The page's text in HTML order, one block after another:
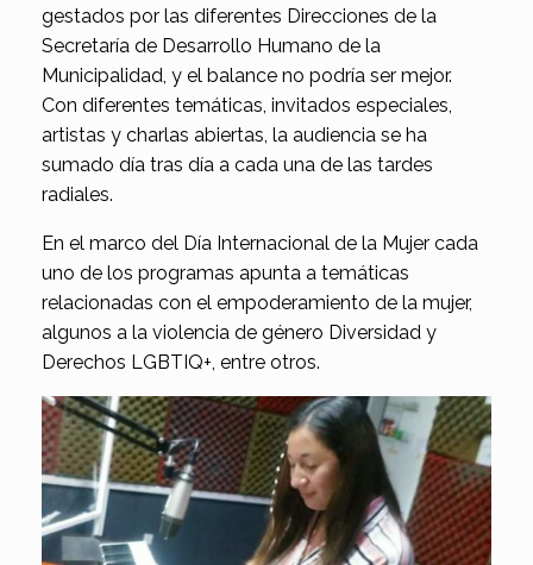
gestados por las diferentes Direcciones de la
Secretaría de Desarrollo Humano de la
Municipalidad, y el balance no podría ser mejor.
Con diferentes temáticas, invitados especiales,
artistas y charlas abiertas, la audiencia se ha
sumado día tras día a cada una de las tardes
radiales.
En el marco del Día Internacional de la Mujer cada
uno de los programas apunta a temáticas
relacionadas con el empoderamiento de la mujer,
algunos a la violencia de género Diversidad y
Derechos LGBTIQ+, entre otros.